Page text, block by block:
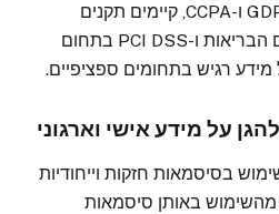
לצד GDPR ו-CCPA, קיימים תקנים
נוספים כמו HIPAA בתחום הבריאות ו-PCI DSS בתחום
מידע רגיש בתחומים ספציפיים.
על מידע אישי וארגוני
בסיסמאות חזקות וייחודיות
מהשימוש באותן סיסמאות